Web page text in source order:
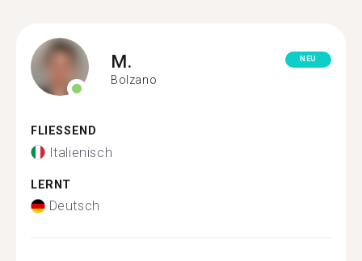
M.
Bolzano
NEU
FLIESSEND
Italienisch
LERNT
Deutsch